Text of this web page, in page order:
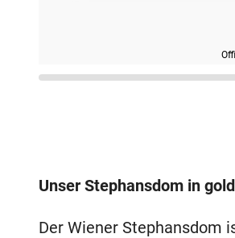
Unser Stephansdom in
Der Wiener Stephansdom